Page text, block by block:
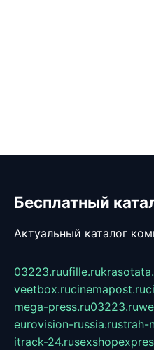
Бесплатный
Актуальный каталог
03223.ruufille.ru
veetbox.rucinemapost.ru
mega-press.ru03223.ru
eurovision-russia.rustrah-
itrack-24.ru